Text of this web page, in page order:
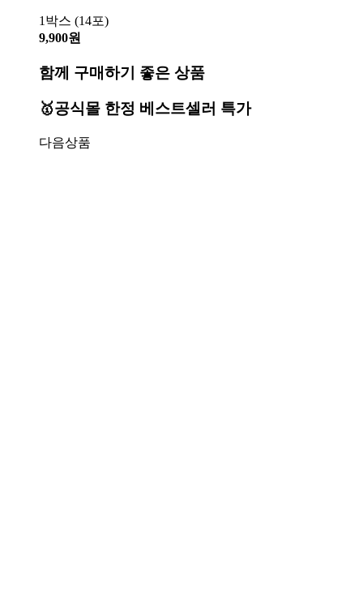
1박스 (14포)
9,900원
함께 구매하기 좋은 상품
🥇공식몰 한정 베스트셀러 특가
다음상품